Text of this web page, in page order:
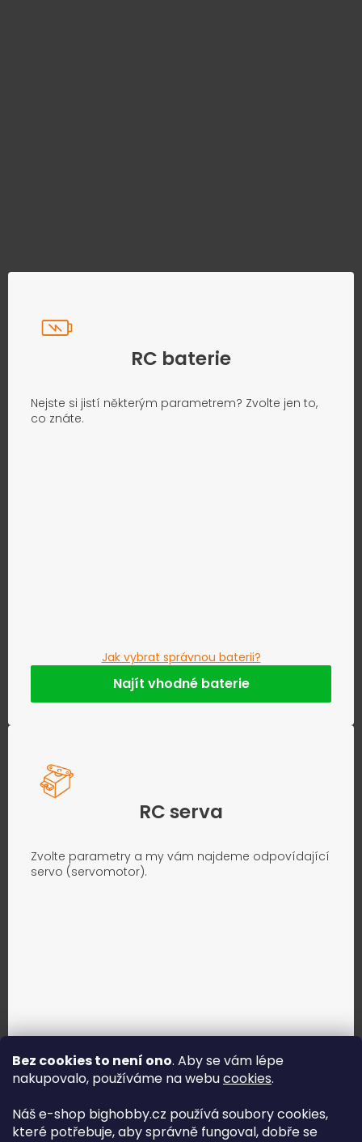
Bez cookies to není ono. Aby se vám lépe
nakupovalo, používáme na webucookies.
Náš e-shop bighobby.cz používá soubory cookies,
které potřebuje, aby správně fungoval, dobře se
RC baterie
Nejste si jistí některým parametrem? Zvolte jen to,
co znáte.
Jak vybrat správnou baterii?
Najít vhodné baterie
RC serva
Zvolte parametry a my vám najdeme odpovídající
servo (servomotor).
Jak vybrat správné servo?
Najít správné servo